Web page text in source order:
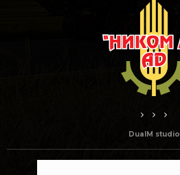
DualM studio